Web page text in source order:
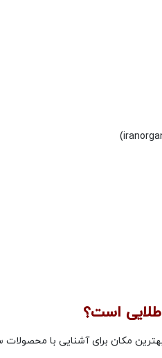
طلایی است؟
مکان برای آشنایی با محصولات